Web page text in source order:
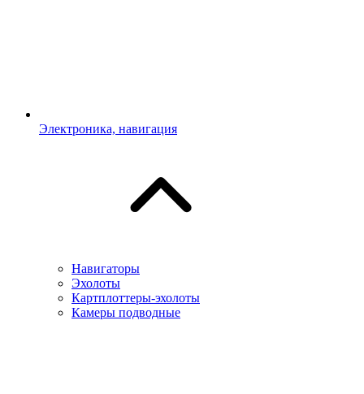
Электроника, навигация
Навигаторы
Эхолоты
Картплоттеры-эхолоты
Камеры подводные